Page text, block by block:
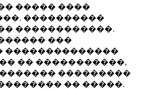
����� ����
����������
������������.
���
��������������
�� �����������,
���������
�� �����.